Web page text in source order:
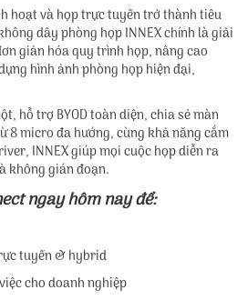
hoạt và họp trực tuyến trở thành tiêu
dây phòng họp INNEX chính là giải
giản hóa quy trình họp, nâng cao
hình ảnh phòng họp hiện đại,
hỗ trợ BYOD toàn diện, chia sẻ màn
8 micro đa hướng, cùng khả năng cắm
INNEX giúp mọi cuộc họp diễn ra
không gián đoạn.
ngay hôm nay để:
tuyến & hybrid
cho doanh nghiệp